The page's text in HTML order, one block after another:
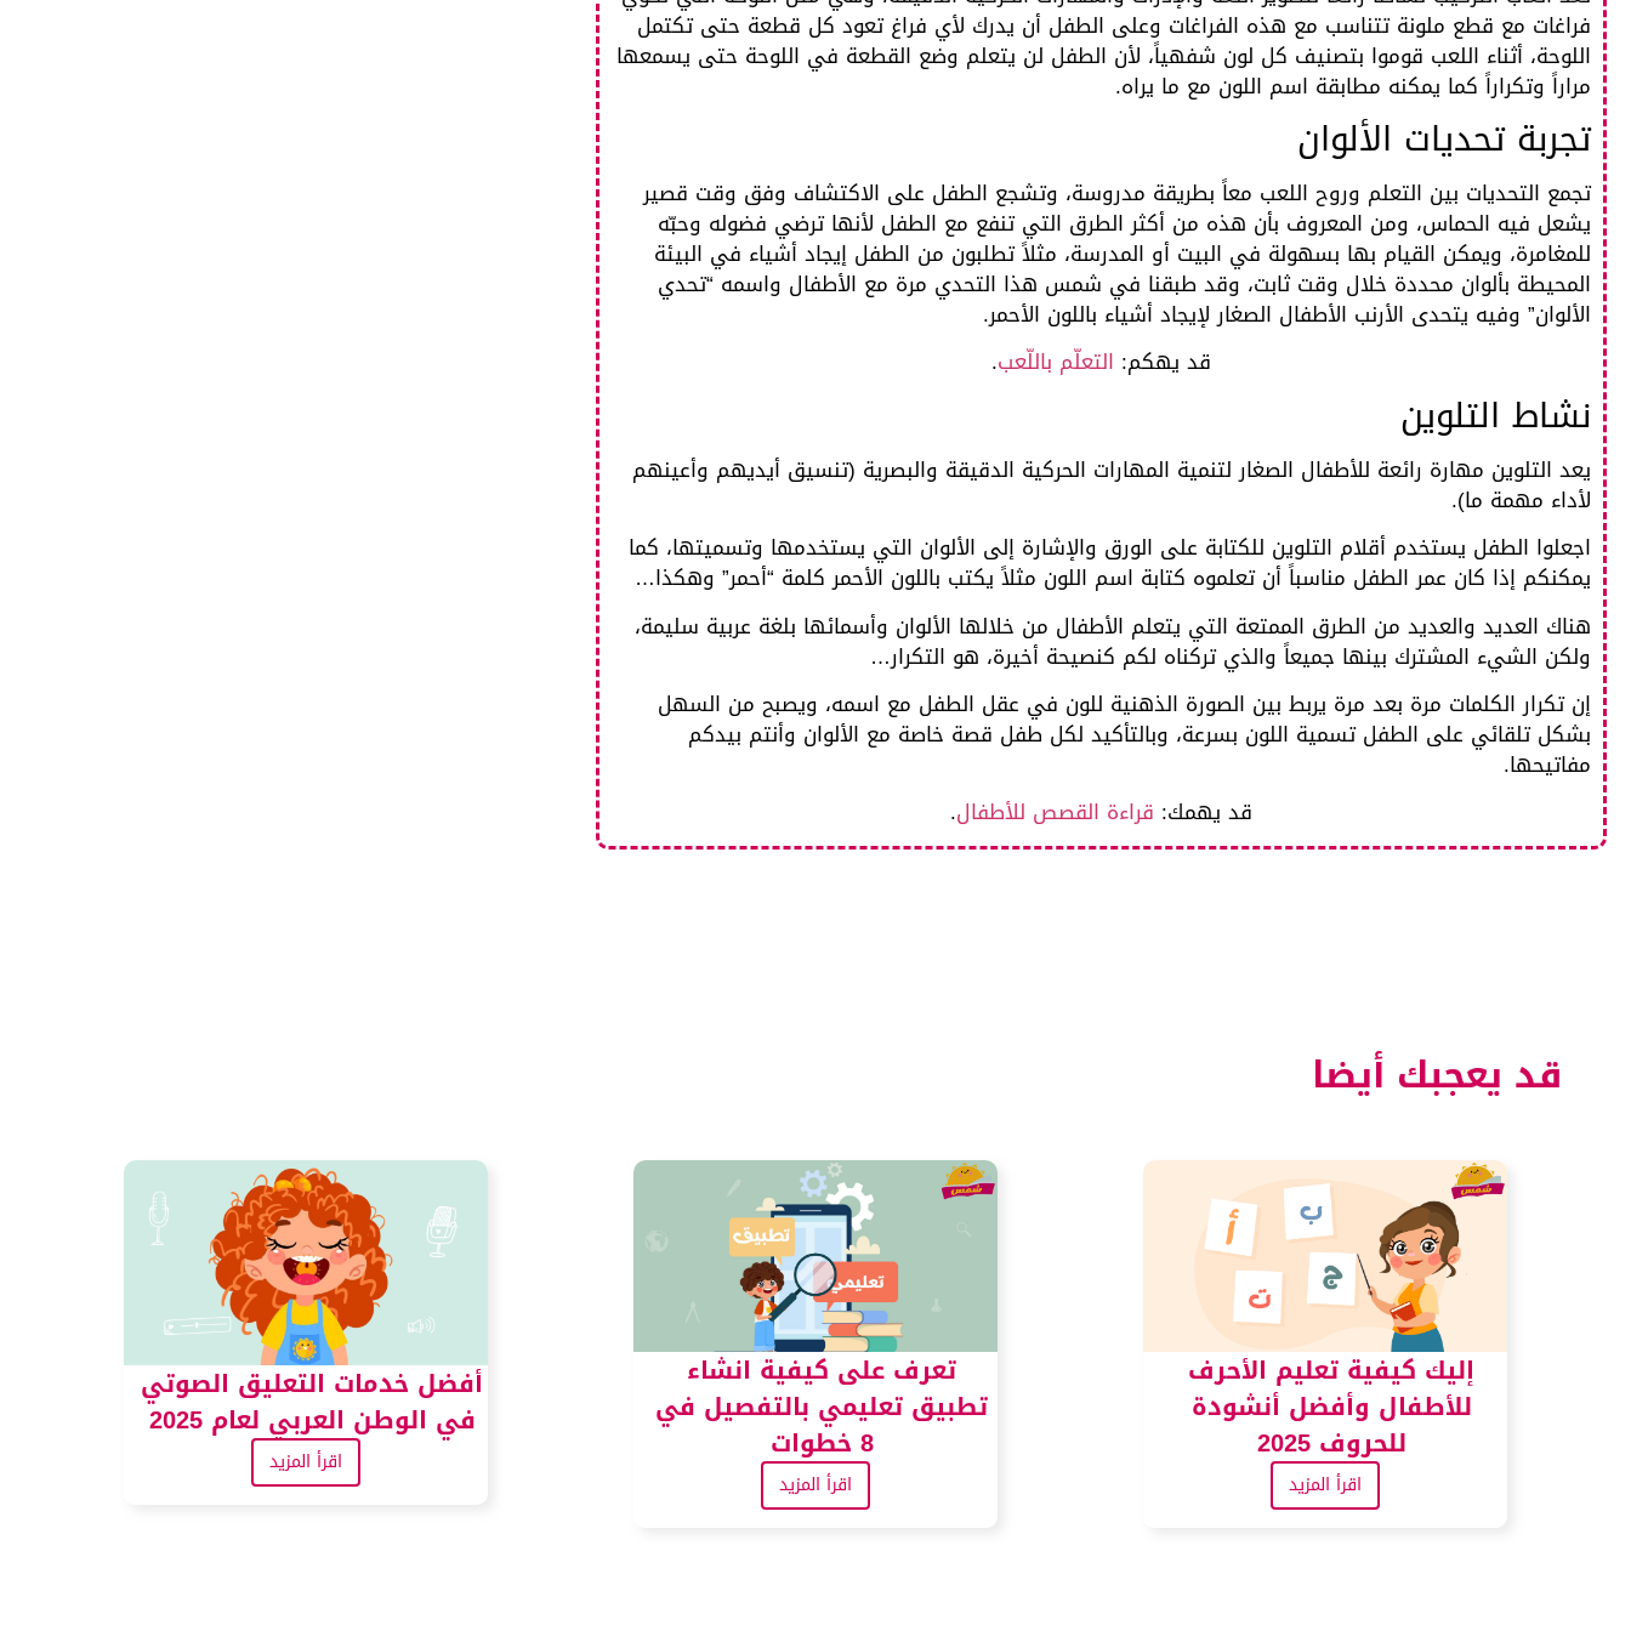
فراغات مع قطع ملونة تتناسب مع هذه الفراغات وعلى الطفل أن يدرك لأي فراغ تعود كل قطعة حتى تكتمل
اللوحة، أثناء اللعب قوموا بتصنيف كل لون شفهياً، لأن الطفل لن يتعلم وضع القطعة في اللوحة حتى يسمعها
مراراً وتكراراً كما يمكنه مطابقة اسم اللون مع ما يراه.
تجربة تحديات الألوان
تجمع التحديات بين التعلم وروح اللعب معاً بطريقة مدروسة، وتشجع الطفل على الاكتشاف وفق وقت قصير
يشعل فيه الحماس، ومن المعروف بأن هذه من أكثر الطرق التي تنفع مع الطفل لأنها ترضي فضوله وحبّه
للمغامرة، ويمكن القيام بها بسهولة في البيت أو المدرسة، مثلاً تطلبون من الطفل إيجاد أشياء في البيئة
المحيطة بألوان محددة خلال وقت ثابت، وقد طبقنا في شمس هذا التحدي مرة مع الأطفال واسمه “تحدي
الألوان” وفيه يتحدى الأرنب الأطفال الصغار لإيجاد أشياء باللون الأحمر.
قد يهكم: التعلّم باللّعب.
نشاط التلوين
يعد التلوين مهارة رائعة للأطفال الصغار لتنمية المهارات الحركية الدقيقة والبصرية (تنسيق أيديهم وأعينهم
لأداء مهمة ما).
اجعلوا الطفل يستخدم أقلام التلوين للكتابة على الورق والإشارة إلى الألوان التي يستخدمها وتسميتها، كما
يمكنكم إذا كان عمر الطفل مناسباً أن تعلموه كتابة اسم اللون مثلاً يكتب باللون الأحمر كلمة “أحمر” وهكذا…
هناك العديد والعديد من الطرق الممتعة التي يتعلم الأطفال من خلالها الألوان وأسمائها بلغة عربية سليمة،
ولكن الشيء المشترك بينها جميعاً والذي تركناه لكم كنصيحة أخيرة، هو التكرار…
إن تكرار الكلمات مرة بعد مرة يربط بين الصورة الذهنية للون في عقل الطفل مع اسمه، ويصبح من السهل
بشكل تلقائي على الطفل تسمية اللون بسرعة، وبالتأكيد لكل طفل قصة خاصة مع الألوان وأنتم بيدكم
مفاتيحها.
قد يهمك: قراءة القصص للأطفال.
قد يعجبك أيضا
إليك كيفية تعليم الأحرف
للأطفال وأفضل أنشودة
للحروف 2025
اقرأ المزيد
تعرف على كيفية انشاء
تطبيق تعليمي بالتفصيل في
8 خطوات
اقرأ المزيد
أفضل خدمات التعليق الصوتي
في الوطن العربي لعام 2025
اقرأ المزيد